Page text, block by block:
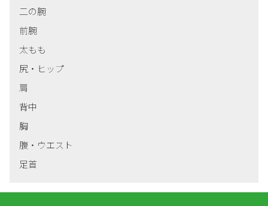
二の腕
前腕
太もも
尻・ヒップ
肩
背中
胸
腹・ウエスト
足首